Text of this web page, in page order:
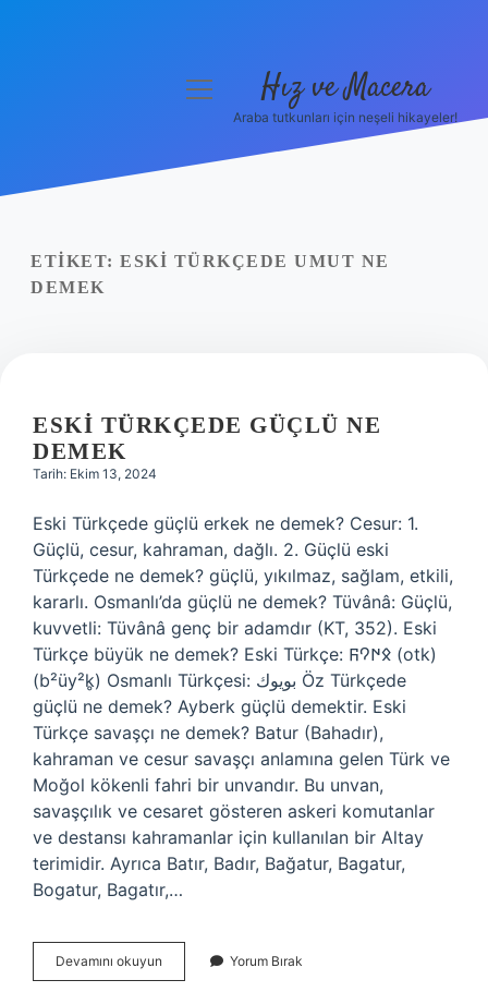
Yasal Uyarı
menüyü
Hız ve Macera
Araba tutkunları için neşeli hikayeler!
ETIKET: ESKI TÜRKÇEDE UMUT NE
DEMEK
ESKI TÜRKÇEDE GÜÇLÜ NE
DEMEK
Tarih: Ekim 13, 2024
Eski Türkçede güçlü erkek ne demek? Cesur: 1.
Güçlü, cesur, kahraman, dağlı. 2. Güçlü eski
Türkçede ne demek? güçlü, yıkılmaz, sağlam, etkili,
kararlı. Osmanlı’da güçlü ne demek? Tüvânâ: Güçlü,
kuvvetli: Tüvânâ genç bir adamdır (KT, 352). Eski
Türkçe büyük ne demek? Eski Türkçe: 𐰋𐰇𐰘𐰜‎ (otk)
(b²üy²k̥) Osmanlı Türkçesi: بويوك‎ Öz Türkçede
güçlü ne demek? Ayberk güçlü demektir. Eski
Türkçe savaşçı ne demek? Batur (Bahadır),
kahraman ve cesur savaşçı anlamına gelen Türk ve
Moğol kökenli fahri bir unvandır. Bu unvan,
savaşçılık ve cesaret gösteren askeri komutanlar
ve destansı kahramanlar için kullanılan bir Altay
terimidir. Ayrıca Batır, Badır, Bağatur, Bagatur,
Bogatur, Bagatır,…
Devamını okuyun
Türkçede
Yorum Bırak